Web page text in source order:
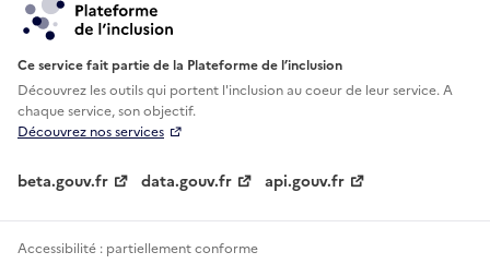
Ce service fait partie de la Plateforme de l’inclusion
Découvrez les outils qui portent l'inclusion aucoeur de leur service. A
chaque service, son objectif.
Découvrez nos services
beta.gouv.fr data.gouv.fr api.gouv.fr
Accessibilité : partiellement conforme